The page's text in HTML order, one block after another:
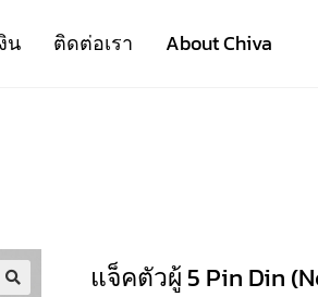
น ติดต่อเรา About Chiva
แจ็คตัวผู้ 5 Pin Din